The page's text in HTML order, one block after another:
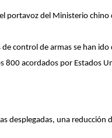
portavoz del Ministerio chino
control de armas se han
acordados por Estados
desplegadas, una reducción